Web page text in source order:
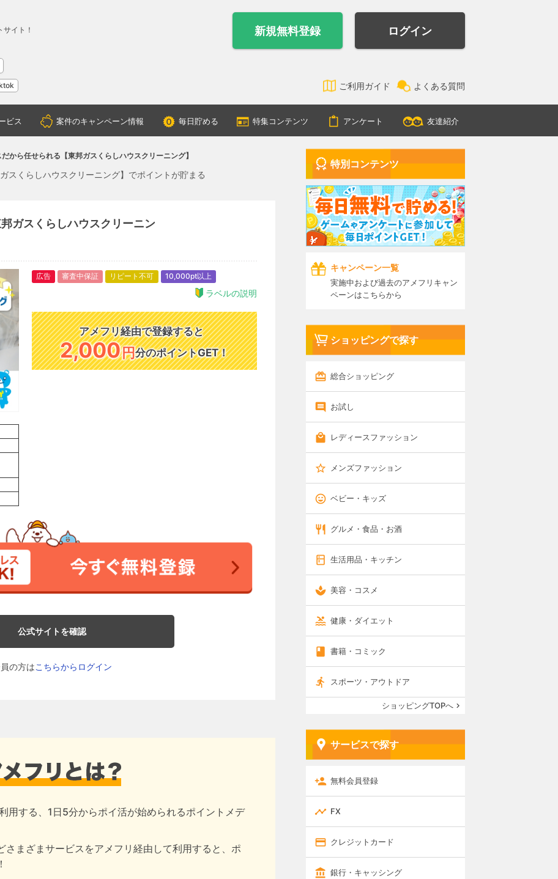
イト！
新規無料登録 ログイン
ご利用ガイド よくある質問
ビス 案件のキャンペーン情報 毎日貯める 特集コンテンツ アンケート 友達紹介
から任せられる【東邦ガスくらしハウスクリーニング】
スくらしハウスクリーニング】でポイントが貯まる
ガスくらしハウスクリーニン
広告 審査中保証 リピート不可 10,000pt以上
ラベルの説明
アメフリ経由で登録すると
2,000円分のポイントGET！
公式サイトを確認
の方はこちらからログイン
用する、1日5分からポイ活が始められるポイントメデ
さまざまサービスをアメフリ経由して利用すると、ポ
特別コンテンツ
キャンペーン一覧
実施中および過去のアメフリキャン
ペーンはこちらから
ショッピングで探す
総合ショッピング
お試し
レディースファッション
メンズファッション
ベビー・キッズ
グルメ・食品・お酒
生活用品・キッチン
美容・コスメ
健康・ダイエット
書籍・コミック
スポーツ・アウトドア
ショッピングTOPへ
サービスで探す
無料会員登録
FX
クレジットカード
銀行・キャッシング